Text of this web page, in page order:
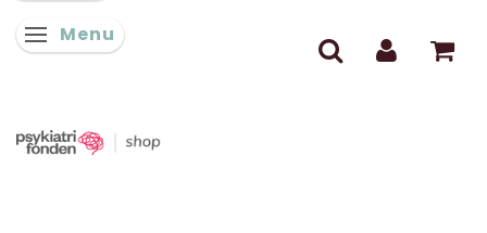
Skifte navigation
Menu